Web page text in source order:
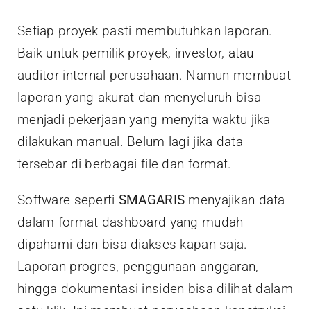
Setiap proyek pasti membutuhkan laporan.
Baik untuk pemilik proyek, investor, atau
auditor internal perusahaan. Namun membuat
laporan yang akurat dan menyeluruh bisa
menjadi pekerjaan yang menyita waktu jika
dilakukan manual. Belum lagi jika data
tersebar di berbagai file dan format.
Software seperti SMAGARIS menyajikan data
dalam format dashboard yang mudah
dipahami dan bisa diakses kapan saja.
Laporan progres, penggunaan anggaran,
hingga dokumentasi insiden bisa dilihat dalam